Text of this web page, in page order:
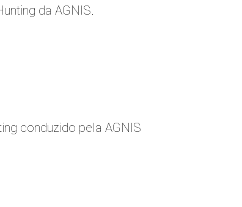
da AGNIS.
conduzido pela AGNIS